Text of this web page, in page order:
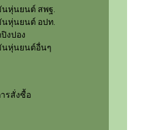
หุ่นยนต์ สพฐ.
หุ่นยนต์ อปท.
งปอง
หุ่นยนต์อื่นๆ
รสั่งซื้อ